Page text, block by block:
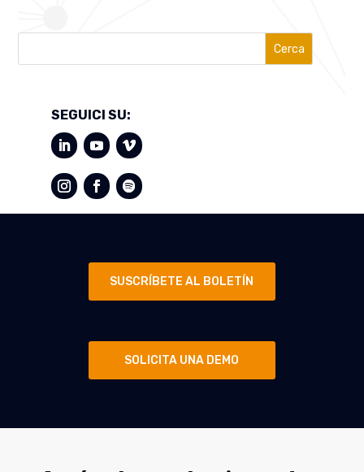
Cerca
SEGUICI SU:
SUSCRÍBETE AL BOLETÍN
SOLICITA UNA DEMO